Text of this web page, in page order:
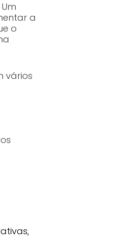
a
o
vários